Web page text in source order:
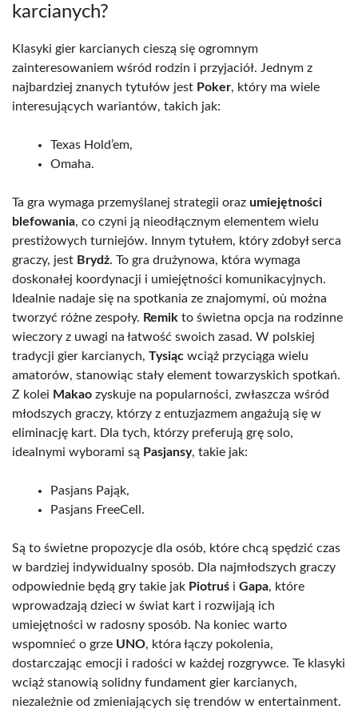
karcianych?
Klasyki gier karcianych cieszą się ogromnym
zainteresowaniem wśród rodzin i przyjaciół. Jednym z
najbardziej znanych tytułów jest Poker, który ma wiele
interesujących wariantów, takich jak:
Texas Hold’em,
Omaha.
Ta gra wymaga przemyślanej strategii oraz umiejętności
blefowania, co czyni ją nieodłącznym elementem wielu
prestiżowych turniejów. Innym tytułem, który zdobył serca
graczy, jest Brydż. To gra drużynowa, która wymaga
doskonałej koordynacji i umiejętności komunikacyjnych.
Idealnie nadaje się na spotkania ze znajomymi, où można
tworzyć różne zespoły. Remik to świetna opcja na rodzinne
wieczory z uwagi na łatwość swoich zasad. W polskiej
tradycji gier karcianych, Tysiąc wciąż przyciąga wielu
amatorów, stanowiąc stały element towarzyskich spotkań.
Z kolei Makao zyskuje na popularności, zwłaszcza wśród
młodszych graczy, którzy z entuzjazmem angażują się w
eliminację kart. Dla tych, którzy preferują grę solo,
idealnymi wyborami są Pasjansy, takie jak:
Pasjans Pająk,
Pasjans FreeCell.
Są to świetne propozycje dla osób, które chcą spędzić czas
w bardziej indywidualny sposób. Dla najmłodszych graczy
odpowiednie będą gry takie jak Piotruś i Gapa, które
wprowadzają dzieci w świat kart i rozwijają ich
umiejętności w radosny sposób. Na koniec warto
wspomnieć o grze UNO, która łączy pokolenia,
dostarczając emocji i radości w każdej rozgrywce. Te klasyki
wciąż stanowią solidny fundament gier karcianych,
niezależnie od zmieniających się trendów w entertainment.